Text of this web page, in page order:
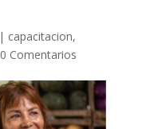
capacitacion,
0 Comentarios